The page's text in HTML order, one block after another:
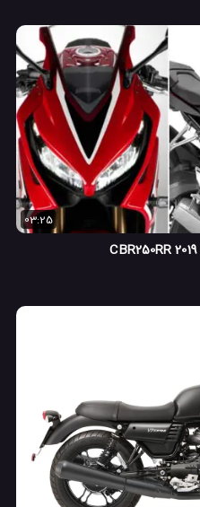
03:25